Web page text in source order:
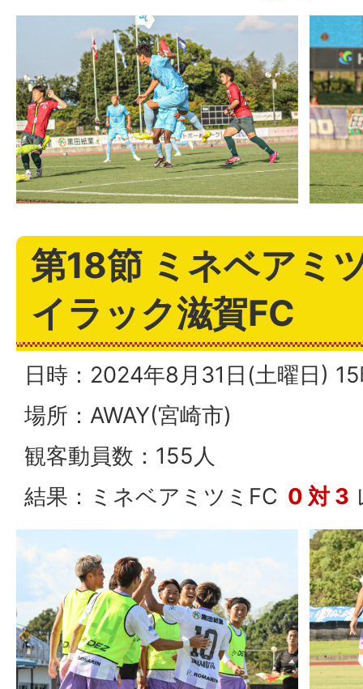
第18節 ミネベアミ
イラック滋賀FC
日時：2024年8月31日(土曜日)
場所：AWAY(宮崎市)
観客動員数：155人
結果：ミネベアミツミFC 0 対 3